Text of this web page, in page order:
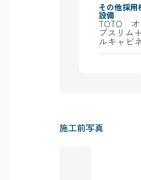
その他採用
設備
TOTO オ
ブスリム
ルキャビ
施工前写真